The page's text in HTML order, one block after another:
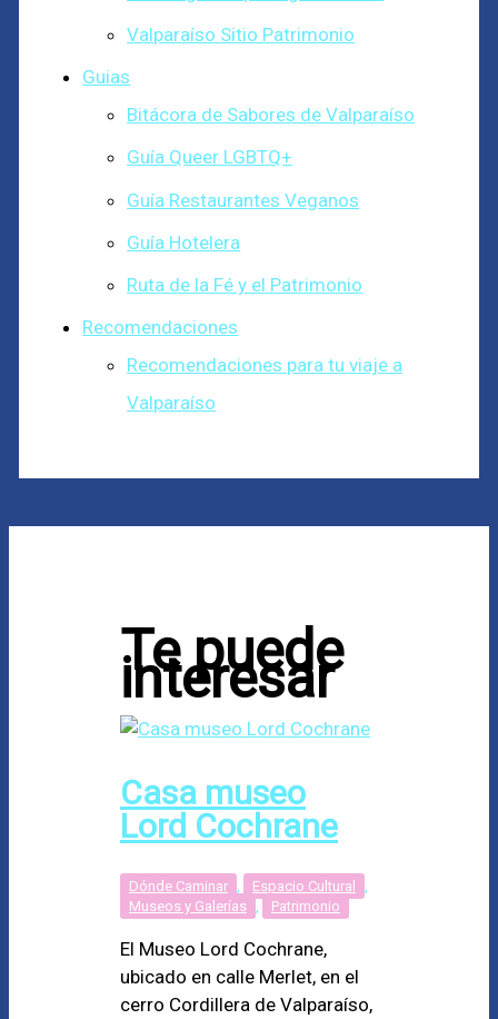
Valparaíso Sitio Patrimonio
Guias
Bitácora de Sabores de Valparaíso
Guía Queer LGBTQ+
Guía Restaurantes Veganos
Guía Hotelera
Ruta de la Fé y el Patrimonio
Recomendaciones
Recomendaciones para tu viaje a
Valparaíso
Te puede
interesar
Casa museo
Lord Cochrane
Dónde Caminar Espacio Cultural
Museos y Galerías
Patrimonio
El Museo Lord Cochrane,
ubicado en calle Merlet, en el
cerro Cordillera de Valparaíso,